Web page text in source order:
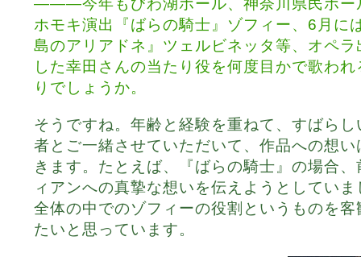
―――今年もびわ湖ホール、神奈川県民ホー
ホモキ演出『ばらの騎士』ゾフィー、6月に
島のアリアドネ』ツェルビネッタ等、オペ
した幸田さんの当たり役を何度目かで歌わ
りでしょうか。
そうですね。年齢と経験を重ねて、すばら
者とご一緒させていただいて、作品への想
きます。たとえば、『ばらの騎士』の場合
ィアンへの真摯な想いを伝えようとしてい
全体の中でのゾフィーの役割というものを
たいと思っています。